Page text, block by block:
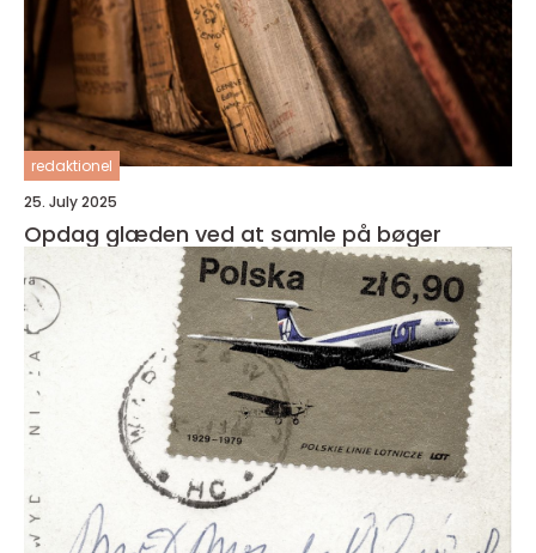
redaktionel
25. July 2025
Opdag glæden ved at samle på bøger